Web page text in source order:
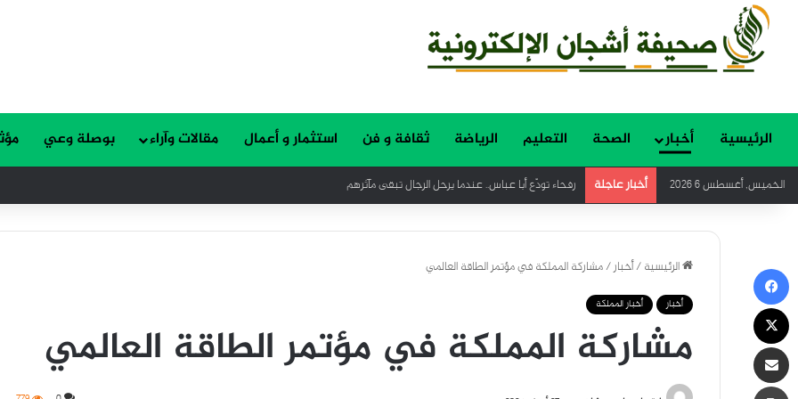
الرئيسية أخبار الصحة التعليم الرياضة ثقافة و فن استثمار و أعمال مقالات وآراء بوصلة وعي
الخميس, أغسطس 6 2026 أخبار عاجلة رفحاء تودّع أبا عباس.. عندما يرحل الرجال تبقى مآثرهم
الرئيسية/أخبار/مشاركة المملكة في مؤتمر الطاقة العالمي
أخبار أخبار المملكة
مشاركة المملكة في مؤتمر الطاقة العالمي